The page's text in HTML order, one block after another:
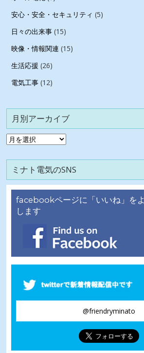
安心・安全・セキュリティ (5)
日々の出来事 (15)
映像・情報関連 (15)
生活応援 (26)
電気工事 (12)
月別アーカイブ
月
ア
カ
ミナト電気のSNS
facebookページに「いいね」を
します
@friendryminato